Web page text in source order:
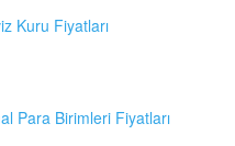
Kuru Fiyatları
Para Birimleri Fiyatları